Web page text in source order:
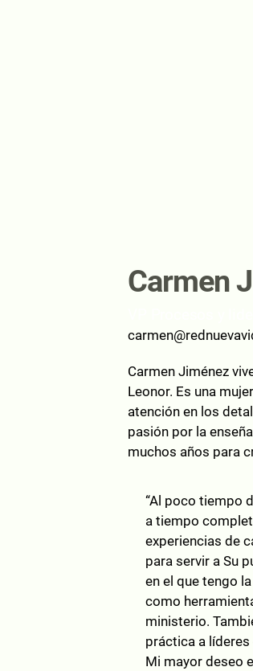
Carmen
Carmen Jiménez
Leonor. Es una
atención en los
pasión por la
muchos años para
“Al poco tiempo
a tiempo
experiencias de
para servir a Su
en el que tengo
como
ministerio.
práctica a
Mi mayor deseo